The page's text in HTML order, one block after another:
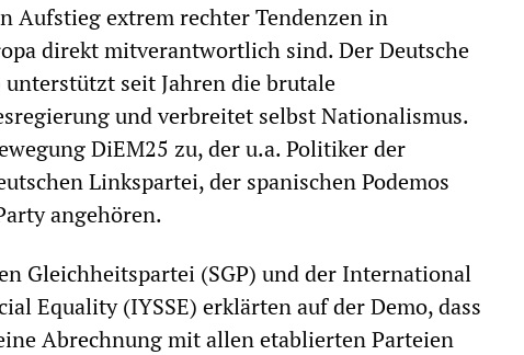
Aufstieg extrem rechter Tendenzen in
direkt mitverantwortlich sind. Der Deutsche
unterstützt seit Jahren die brutale
und verbreitet selbst Nationalismus.
DiEM25 zu, der u.a. Politiker der
Linkspartei, der spanischen Podemos
angehören.
Gleichheitspartei (SGP) und der International
Equality (IYSSE) erklärten auf der Demo, dass
Abrechnung mit allen etablierten Parteien